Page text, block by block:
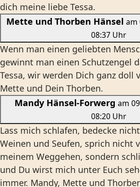
dich meine liebe Tessa.
Mette und Thorben Hänsel am
08:37 Uhr
Wenn man einen geliebten
gewinnt man einen Schutzengel
Tessa, wir werden Dich ganz doll
Mette und Dein Thorben.
Mandy Hänsel-Forwerg am
08:20 Uhr
Lass mich schlafen, bedecke
Weinen und Seufen, sprich nicht
meinem Weggehen, sondern
und Du wirst mich unter Euch
immer. Mandy, Mette und